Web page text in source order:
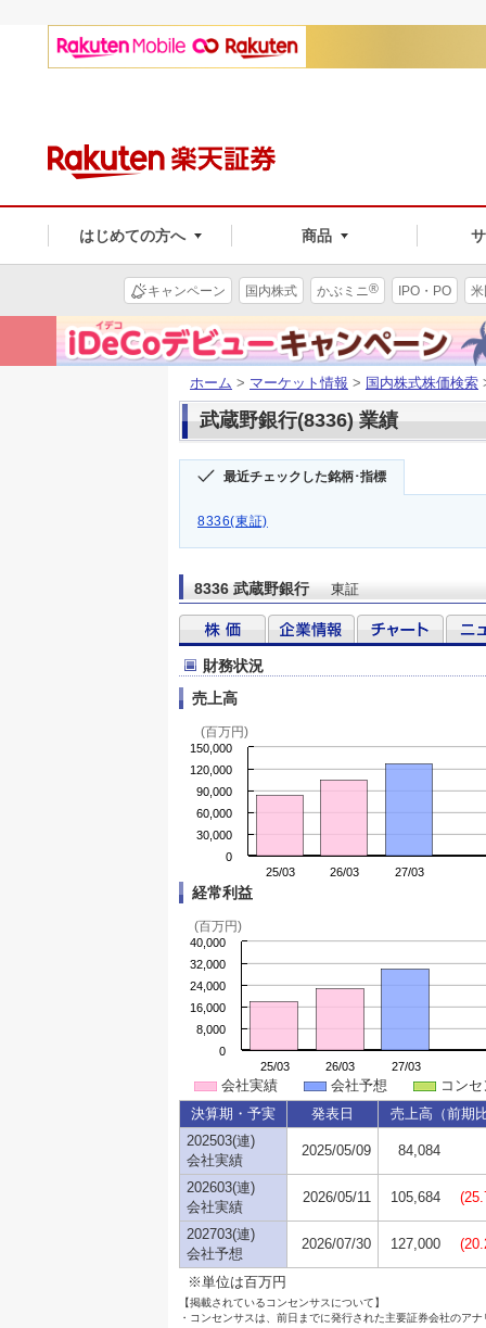
はじめての方へ 商品
キャンペーン 国内株式 かぶミニ® IPO・PO
ホーム > マーケット情報 > 国内株式株価検索
武蔵野銀行(8336) 業績
最近チェックした銘柄･指標
8336(東証)
8336 武蔵野銀行 東証